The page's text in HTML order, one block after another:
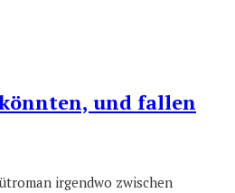
und fallen
irgendwo zwischen